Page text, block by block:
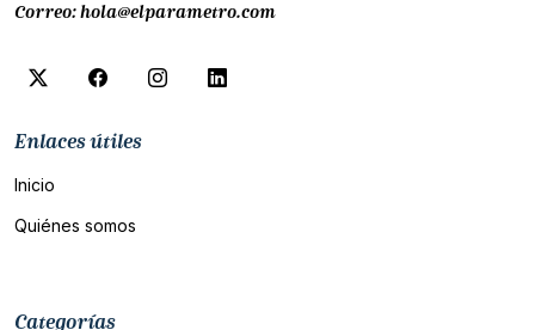
Correo:hola@elparametro.com
Enlaces útiles
Inicio
Quiénes somos
Categorías